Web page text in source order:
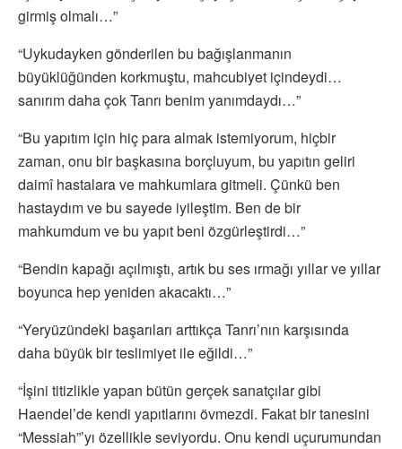
girmiş olmalı…”
“Uykudayken gönderilen bu bağışlanmanın
büyüklüğünden korkmuştu, mahcubiyet içindeydi…
sanırım daha çok Tanrı benim yanımdaydı…”
“Bu yapıtım için hiç para almak istemiyorum, hiçbir
zaman, onu bir başkasına borçluyum, bu yapıtın geliri
daimî hastalara ve mahkumlara gitmeli. Çünkü ben
hastaydım ve bu sayede iyileştim. Ben de bir
mahkumdum ve bu yapıt beni özgürleştirdi…”
“Bendin kapağı açılmıştı, artık bu ses ırmağı yıllar ve yıllar
boyunca hep yeniden akacaktı…”
“Yeryüzündeki başarıları arttıkça Tanrı’nın karşısında
daha büyük bir teslimiyet ile eğildi…”
“İşini titizlikle yapan bütün gerçek sanatçılar gibi
Haendel’de kendi yapıtlarını övmezdi. Fakat bir tanesini
“Messiah”’yı özellikle seviyordu. Onu kendi uçurumundan